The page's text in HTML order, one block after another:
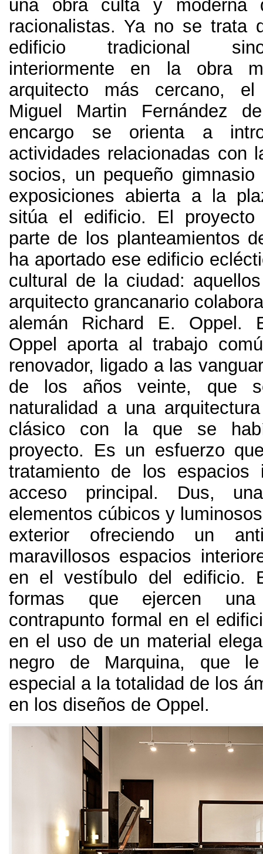
una obra culta y moderna
racionalistas. Ya no se trata
edificio tradicional
interiormente en la obra
arquitecto más cercano, el
Miguel Martin Fernández
encargo se orienta a
actividades relacionadas con
socios, un pequeño
exposiciones abierta a la
sitúa el edificio. El proyecto
parte de los planteamientos
ha aportado ese edificio
cultural de la ciudad:
arquitecto grancanario
alemán Richard E. Oppel .
Oppel aporta al trabajo
renovador,
ligado a las
de los años veinte, que
naturalidad a una
clásico con la que se
proyecto. Es un esfuerzo
tratamiento de los espacios
acceso principal . Dus,
elementos cúbicos y
exterior ofreciendo un
maravillosos espacios
en el vestíbulo del edificio.
formas que ejercen
contrapunto formal en el
en el uso de un material
negro de Marquina, que
especial a la totalidad de los
en los diseños de Oppel .